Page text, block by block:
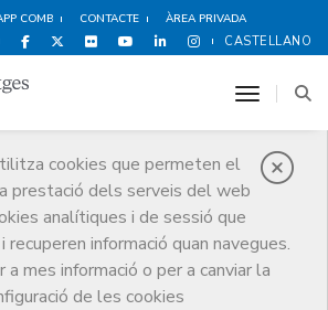
COMB CONTACTE ÀREA PRIVADA
CASTELLANO
cookies que permeten el
prestació dels serveis del web
analítiques i de sessió que
informació quan navegues.
a mes informació o per a canviar la
de les cookies
toggle
Guardonat Edició 2019